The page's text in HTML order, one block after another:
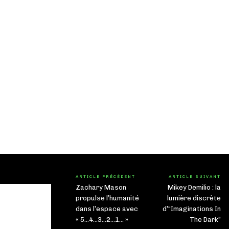
ARTICLE PRÉCÉDENT
Zachary Mason
propulse l’humanité
dans l’espace avec
« 5…4…3…2…1… »
ARTICLE SUIVANT
Mikey Demilio : la
lumière discrète
d’“Imaginations In
The Dark”